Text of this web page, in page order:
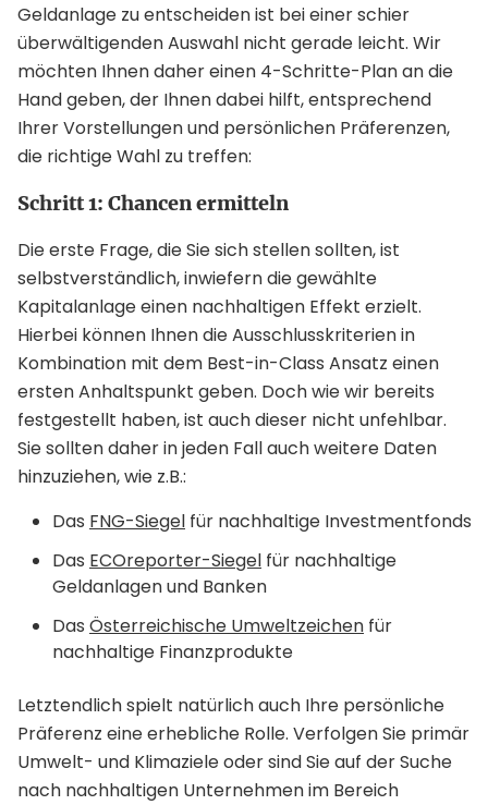
Geldanlage zu entscheiden ist bei einer schier
überwältigenden Auswahl nicht gerade leicht. Wir
möchten Ihnen daher einen 4-Schritte-Plan an die
Hand geben, der Ihnen dabei hilft, entsprechend
Ihrer Vorstellungen und persönlichen Präferenzen,
die richtige Wahl zu treffen:
Schritt 1: Chancen ermitteln
Die erste Frage, die Sie sich stellen sollten, ist
selbstverständlich, inwiefern die gewählte
Kapitalanlage einen nachhaltigen Effekt erzielt.
Hierbei können Ihnen die Ausschlusskriterien in
Kombination mit dem Best-in-Class Ansatz einen
ersten Anhaltspunkt geben. Doch wie wir bereits
festgestellt haben, ist auch dieser nicht unfehlbar.
Sie sollten daher in jeden Fall auch weitere Daten
hinzuziehen, wie z.B.:
Das FNG-Siegel für nachhaltige Investmentfonds
Das ECOreporter-Siegel für nachhaltige
Geldanlagen und Banken
Das Österreichische Umweltzeichen für
nachhaltige Finanzprodukte
Letztendlich spielt natürlich auch Ihre persönliche
Präferenz eine erhebliche Rolle. Verfolgen Sie primär
Umwelt- und Klimaziele oder sind Sie auf der Suche
nach nachhaltigen Unternehmen im Bereich